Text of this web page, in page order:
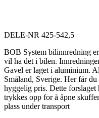
DELE-NR 425-542,5
BOB System bilinnredning
vil ha det i bilen.
Gavel er laget i aluminium.
Småland, Sverige. Her får
hyggelig pris. Dette forslaget
trykkes opp for å åpne
plass under transport